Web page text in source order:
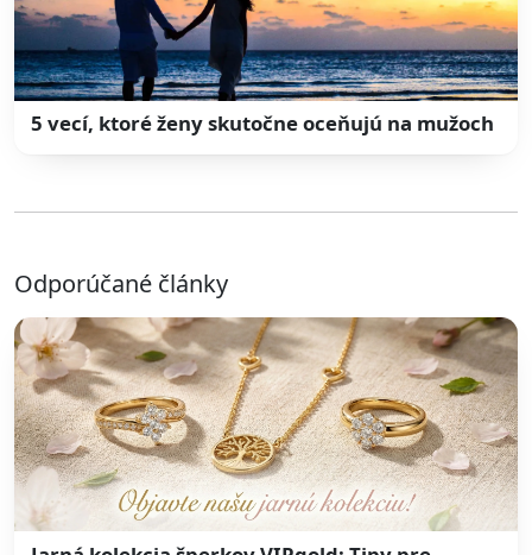
5 vecí, ktoré ženy skutočne oceňujú na mužoch
Odporúčané články